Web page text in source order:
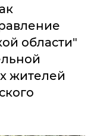
области"
жителей